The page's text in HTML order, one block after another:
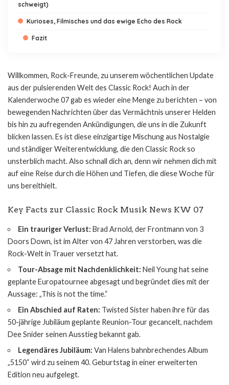
schweigt)
Kurioses, Filmisches und das ewige Echo des Rock
Fazit
Willkommen, Rock-Freunde, zu unserem wöchentlichen Update
aus der pulsierenden Welt des Classic Rock! Auch in der
Kalenderwoche 07 gab es wieder eine Menge zu berichten – von
bewegenden Nachrichten über das Vermächtnis unserer Helden
bis hin zu aufregenden Ankündigungen, die uns in die Zukunft
blicken lassen. Es ist diese einzigartige Mischung aus Nostalgie
und ständiger Weiterentwicklung, die den Classic Rock so
unsterblich macht. Also schnall dich an, denn wir nehmen dich mit
auf eine Reise durch die Höhen und Tiefen, die diese Woche für
uns bereithielt.
Key Facts zur Classic Rock Musik News KW 07
Ein trauriger Verlust: Brad Arnold, der Frontmann von 3
Doors Down, ist im Alter von 47 Jahren verstorben, was die
Rock-Welt in Trauer versetzt hat.
Tour-Absage mit Nachdenklichkeit: Neil Young hat seine
geplante Europatournee abgesagt und begründet dies mit der
Aussage: „This is not the time.“
Ein Abschied auf Raten: Twisted Sister haben ihre für das
50-jährige Jubiläum geplante Reunion-Tour gecancelt, nachdem
Dee Snider seinen Ausstieg bekannt gab.
Legendäres Jubiläum: Van Halens bahnbrechendes Album
„5150“ wird zu seinem 40. Geburtstag in einer erweiterten
Edition neu aufgelegt.